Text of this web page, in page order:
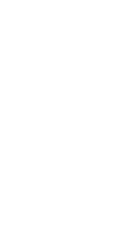
신문공고 #분실공